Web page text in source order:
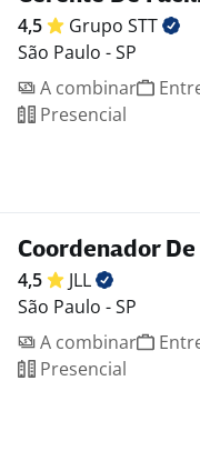
4,5 Grupo STT
São Paulo - SP
A combinar
Presencial
Coordenador
4,5
JLL
São Paulo - SP
A combinar
Presencial